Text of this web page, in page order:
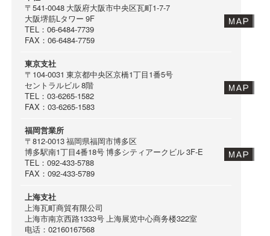
〒541-0048 大阪府大阪市中央区瓦町1-7-7
大阪堺筋Lタワー 9F
TEL：06-6484-7739
FAX：06-6484-7759
東京支社
〒104-0031東京都中央区京橋1丁目1番5号
セントラルビル 8階
TEL：03-6265-1582
FAX：03-6265-1583
福岡営業所
〒812-0013福岡県福岡市博多区
博多駅南1丁目4番18号博多シティアークビル 3F-E
TEL：092-433-5788
FAX：092-433-5789
上海支社
上海瓦町商貿有限公司
上海市南京西路1333号上海展览中心商务楼322室
电话：02160167568